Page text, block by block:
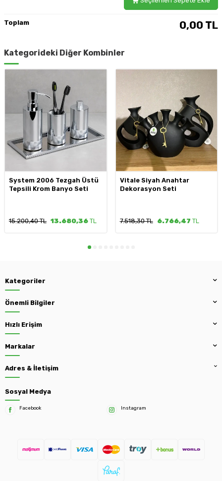
Toplam 0,00 TL
Kategorideki Diğer Kombinler
System 2006 Tezgah Üstü
Tepsili Krom Banyo Seti
15.200,40 TL 13.680,36 TL
Vitale Siyah Anahtar
Dekorasyon Seti
7.518,30 TL 6.766,47 TL
Kategoriler
Önemli Bilgiler
Hızlı Erişim
Markalar
Adres & İletişim
Sosyal Medya
Facebook Instagram